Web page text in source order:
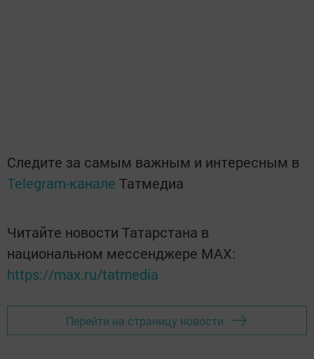
Следите за самым важным и интересным в
Telegram-канале Татмедиа
Читайте новости Татарстана в
национальном мессенджере MАХ:
https://max.ru/tatmedia
Перейти на страницу новости